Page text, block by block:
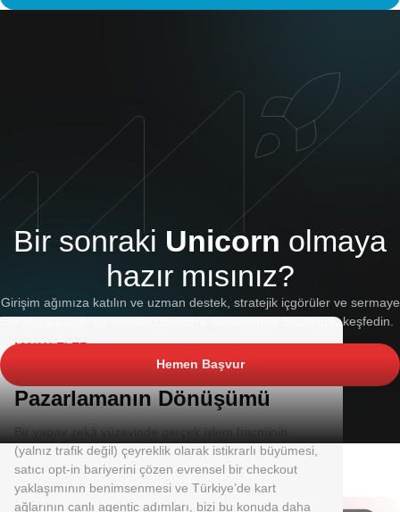
Bir sonraki Unicorn olmaya
hazır mısınız?
Girişim ağımıza katılın ve uzman destek, stratejik içgörüler ve sermaye
ile startup’ınızı bir sonraki unicorn’a dönüştürme fırsatlarını keşfedin.
Hemen Başvur
Araştırma Merkezi
MAKALELER
Agentic Commerce ve
Pazarlamanın Dönüşümü
Bir yapay zekâ yüzeyinde gerçek işlem hacminin
(yalnız trafik değil) çeyreklik olarak istikrarlı büyümesi,
satıcı opt-in bariyerini çözen evrensel bir checkout
yaklaşımının benimsenmesi ve Türkiye’de kart
ağlarının canlı agentic adımları, bizi bu konuda daha